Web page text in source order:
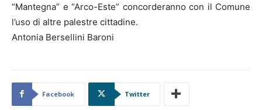
“Mantegna” e “Arco-Este” concorderanno con il Comune
l’uso di altre palestre cittadine.
Antonia Bersellini Baroni
Facebook Twitter